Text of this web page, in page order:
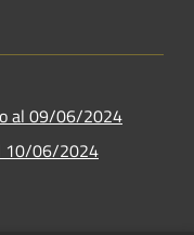
al 09/06/2024
10/06/2024